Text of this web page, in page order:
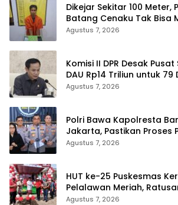
Dikejar Sekitar 100 Meter,
Agustus 7, 2026
Komisi II DPR Desak
DAU Rp14 Triliun untuk 79
Terancam Telat
Agustus 7, 2026
Polri Bawa Kapolresta
Jakarta, Pastikan Proses
Profesional dan
Agustus 7, 2026
HUT ke-25 Puskesmas
Pelalawan Meriah,
Jalan Santai dan Cek
Agustus 7, 2026